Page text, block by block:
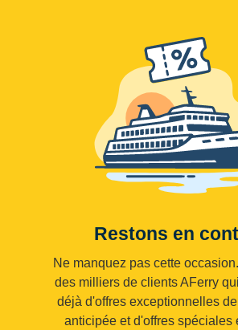
Restons en
Ne manquez pas cette
des milliers de clients AFerry
déjà d'offres exceptionnelles
anticipée et d'offres spéciales